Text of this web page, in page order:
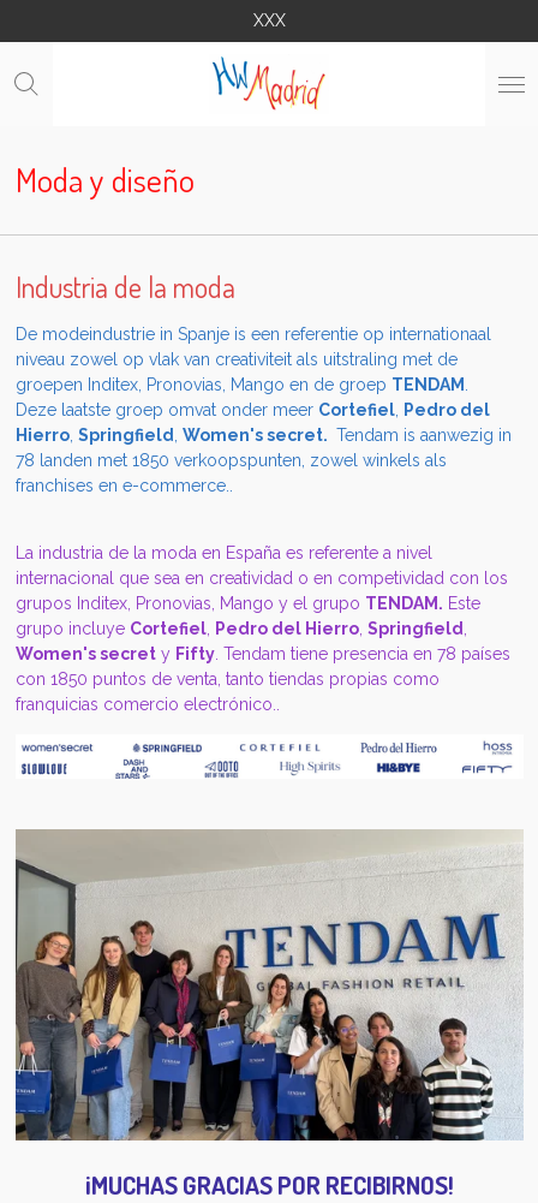
direct
naar
XXX
Moda y diseño
Industria de la moda
De modeindustrie in Spanje is een referentie op internationaal
niveau zowel op vlak van creativiteit als uitstraling met de
groepen Inditex, Pronovias, Mango en de groep TENDAM
Deze laatste groep omvat onder meer Cortefiel,
Pedro del
Hierro, Springfield Women's secret. Tendam is aanwezig in
78 landen met 1850 verkoopspunten, zowel winkels als
franchises en e-commerce..
La industria de la moda en España es referente a nivel
internacional que sea en creatividad o en competividad con los
grupos Inditex, Pronovias, Mango y el grupo TENDAM. Este
grupo incluye Cortefiel, Pedro del Hierro, Springfield
Women's secrety Fifty. Tendam tiene presencia en 78 países
con 1850 puntos de venta, tanto tiendas propias como
franquicias comercio electrónico..
¡MUCHAS GRACIAS POR RECIBIRNOS!